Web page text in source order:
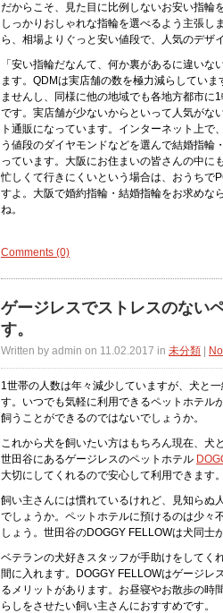
だからこそ、見た目に比例しないお安い指輪
しっかりおしゃれな指輪を選べるよう主張し
ら、相場よりぐっと安い値段で、人気のデザ
「安い指輪だなんて、何か裏があるに違い
ます。QDMは実店舗の数を極力減らしてい
ませんし、同様に他の地域でも各地方都市に
です。実店舗が少ないからといって人気がな
ト通販になっています。インターネット上
う値段のダイヤモンドなどを選んで結婚指輪
っています。大阪にお住まいの皆さんの中に
忙しくて行きにくいという場合は、おうちで
すよ。大阪で婚約指輪・結婚指輪をお求めな
ね。
Comments (0)
ゲージレスでストレスのない
す。
Written by admin on 11.02.2017 in 未分類
1世帯の人数は年々減少していますが、犬と
す。いつでも気軽に利用できるペットホテル
飼うことができるのではないでしょうか。
これから犬を飼いたい方はもちろん現在、犬
世田谷にあるゲージレスのペットホテル
大切にしてくれるので安心して利用できます。
飼い主さんには慣れているけれど、見知らぬ
でしょうか。ペットホテルに預けるのは少々
しょう。世田谷のDOGGY FELLOWは犬同士
ベテランの犬好きスタッフが手助けをしてく
間に入れます。DOGGY FELLOWはゲージレ
るメリットがあります。お昼寝やお散歩の時
らしをさせたい飼い主さんにおすすめです。